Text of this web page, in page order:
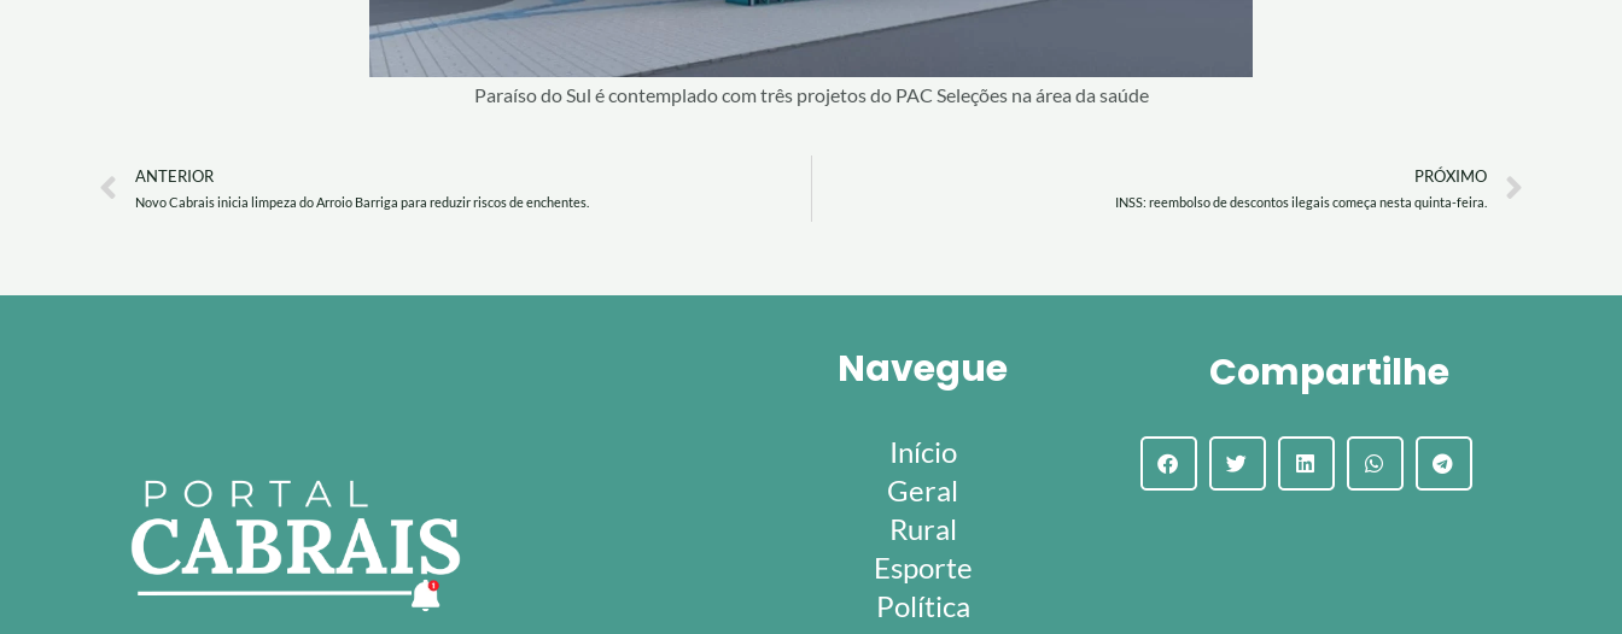
Paraíso do Sul é contemplado com três projetos do PAC Seleções na área da saúde
Prev
ANTERIOR
Novo Cabrais inicia limpeza do Arroio Barriga para reduzir riscos de enchentes.
PRÓXIMO
INSS: reembolso de descontos ilegais começa nesta quinta-feira.
Navegue
Início
Geral
Rural
Esporte
Política
Compartilhe